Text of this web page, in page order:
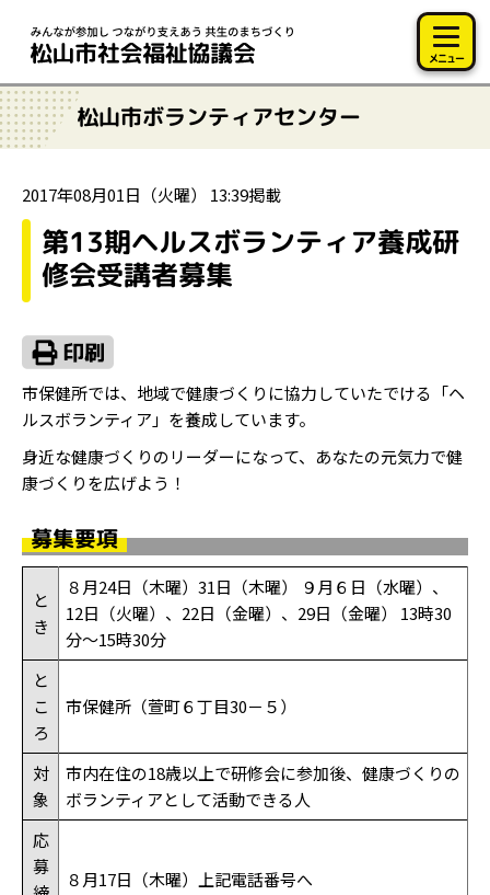
メニュー
松山市ボランティアセンター
2017年08月01日（火曜） 13:39掲載
第13期ヘルスボランティア養成研
修会受講者募集
市保健所では、地域で健康づくりに協力していたでける「ヘ
ルスボランティア」を養成しています。
身近な健康づくりのリーダーになって、あなたの元気力で健
康づくりを広げよう！
募集要項
と
き
８月24日（木曜）31日（木曜） ９月６日（水曜）、
12日（火曜）、22日（金曜）、29日（金曜） 13時30
分～15時30分
と
こ
ろ
市保健所（萱町６丁目30－５）
対
象
市内在住の18歳以上で研修会に参加後、健康づくりの
ボランティアとして活動できる人
応
募
８月17日（木曜）上記電話番号へ